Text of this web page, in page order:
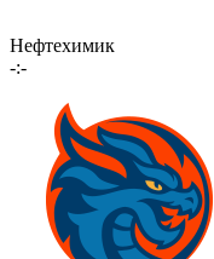
Нефтехимик
-:-